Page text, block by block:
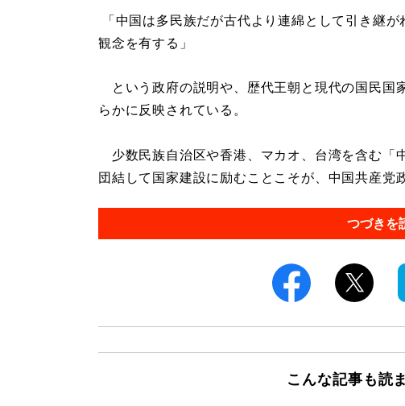
「中国は多民族だが古代より連綿として引き継
観念を有する」
という政府の説明や、歴代王朝と現代の国民国
らかに反映されている。
少数民族自治区や香港、マカオ、台湾を含む「
団結して国家建設に励むことこそが、中国共産党
つづきを
こんな記事も読